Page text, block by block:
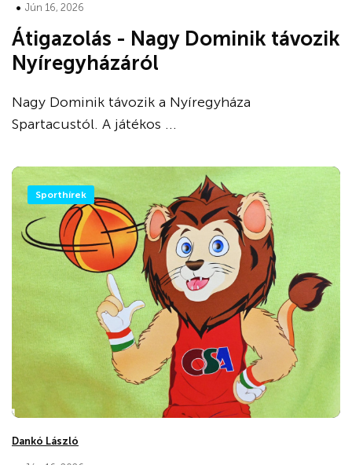
• Jún 16, 2026
Átigazolás - Nagy Dominik távozik
Nyíregyházáról
Nagy Dominik távozik a Nyíregyháza
Spartacustól. A játékos ...
Sporthírek
Dankó László